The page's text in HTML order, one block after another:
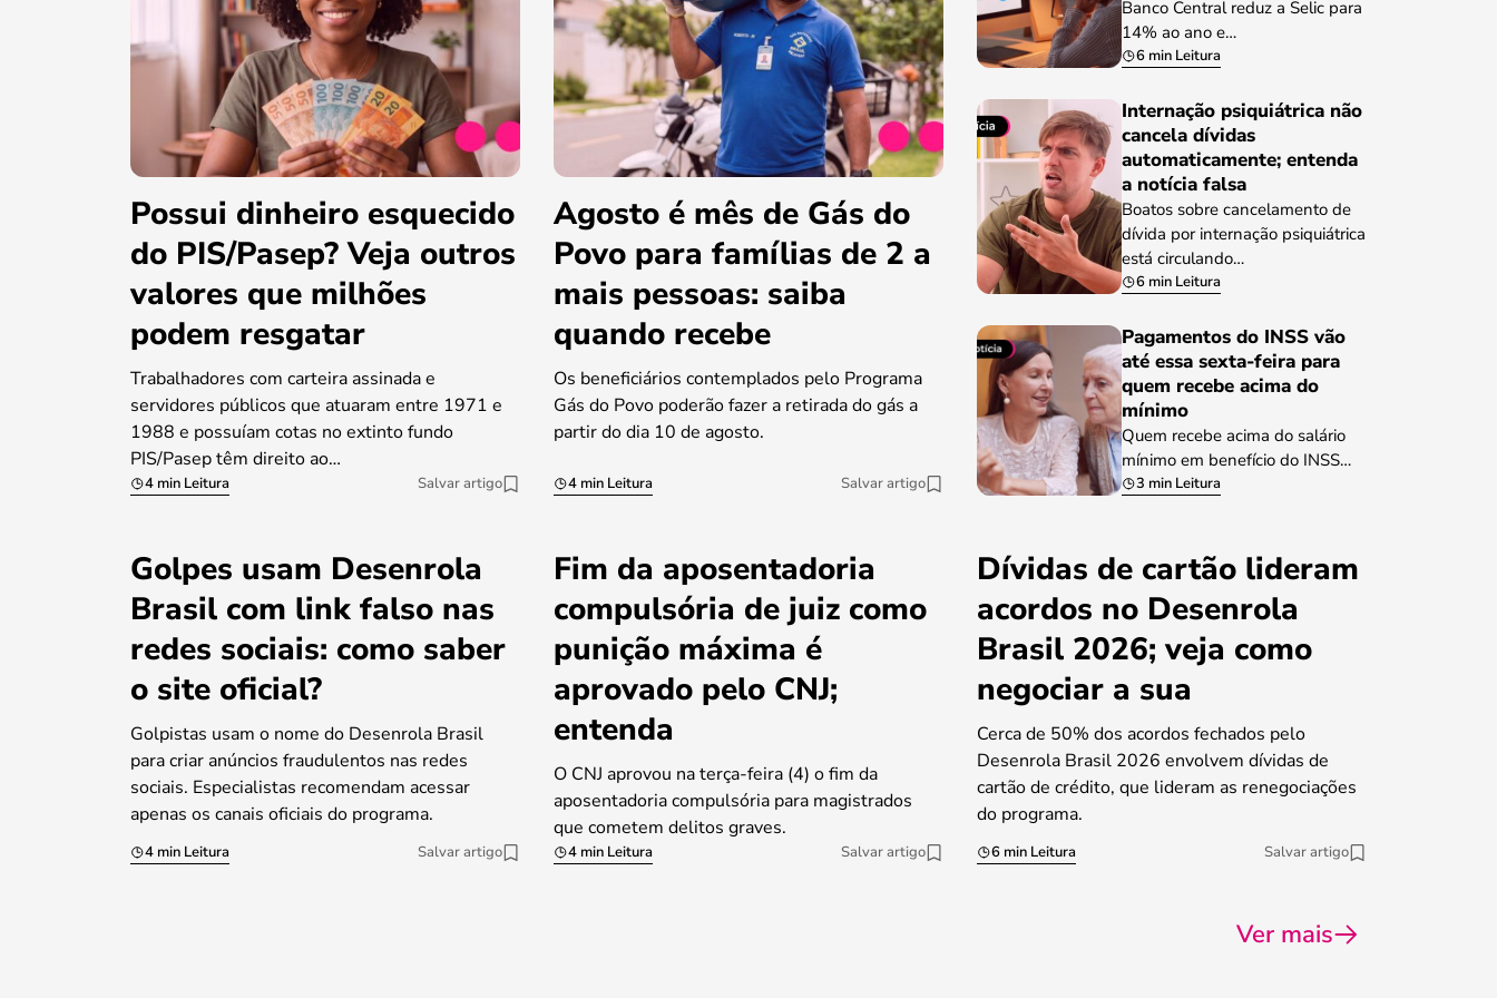
Possui dinheiro esquecido
do PIS/Pasep? Veja outros
valores que milhões
podem resgatar
Trabalhadores com carteira assinada e
servidores públicos que atuaram entre 1971 e
1988 e possuíam cotas no extinto fundo
PIS/Pasep têm direito ao…
4 min Leitura Salvar artigo
Agosto é mês de Gás do
Povo para famílias de 2 a
mais pessoas: saiba
quando recebe
Os beneficiários contemplados pelo Programa
Gás do Povo poderão fazer a retirada do gás a
partir do dia 10 de agosto.
4 min Leitura Salvar artigo
Banco Central reduz a Selic para
14% ao ano e…
6 min Leitura
Internação psiquiátrica não
cancela dívidas
automaticamente; entenda
a notícia falsa
Boatos sobre cancelamento de
dívida por internação psiquiátrica
está circulando…
6 min Leitura
Pagamentos do INSS vão
até essa sexta-feira para
quem recebe acima do
mínimo
Quem recebe acima do salário
mínimo em benefício do INSS…
3 min Leitura
Golpes usam Desenrola
Brasil com link falso nas
redes sociais: como saber
o site oficial?
Golpistas usam o nome do Desenrola Brasil
para criar anúncios fraudulentos nas redes
sociais. Especialistas recomendam acessar
apenas os canais oficiais do programa.
4 min Leitura Salvar artigo
Fim da aposentadoria
compulsória de juiz como
punição máxima é
aprovado pelo CNJ;
entenda
O CNJ aprovou na terça-feira (4) o fim da
aposentadoria compulsória para magistrados
que cometem delitos graves.
4 min Leitura Salvar artigo
Dívidas de cartão lideram
acordos no Desenrola
Brasil 2026; veja como
negociar a sua
Cerca de 50% dos acordos fechados pelo
Desenrola Brasil 2026 envolvem dívidas de
cartão de crédito, que lideram as renegociações
do programa.
6 min Leitura Salvar artigo
Ver mais